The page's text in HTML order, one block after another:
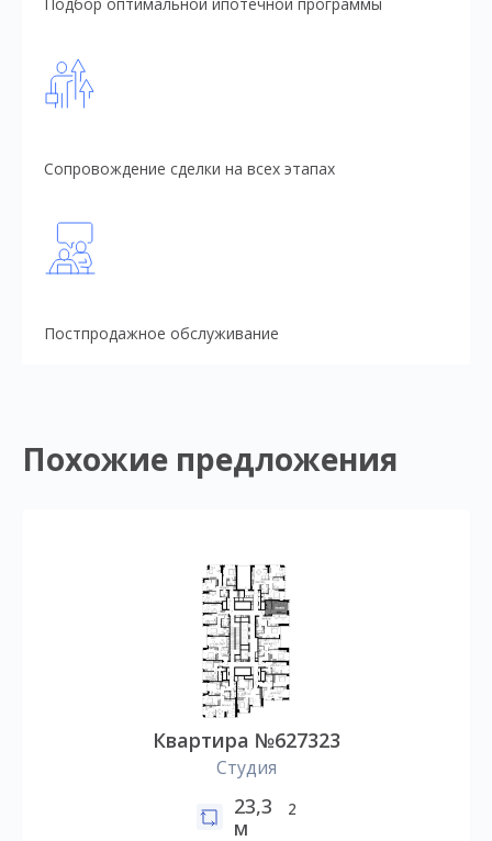
Сопровождение сделки на всех этапах
Постпродажное обслуживание
Похожие предложения
Квартира №627323
Студия
23,3
м
2